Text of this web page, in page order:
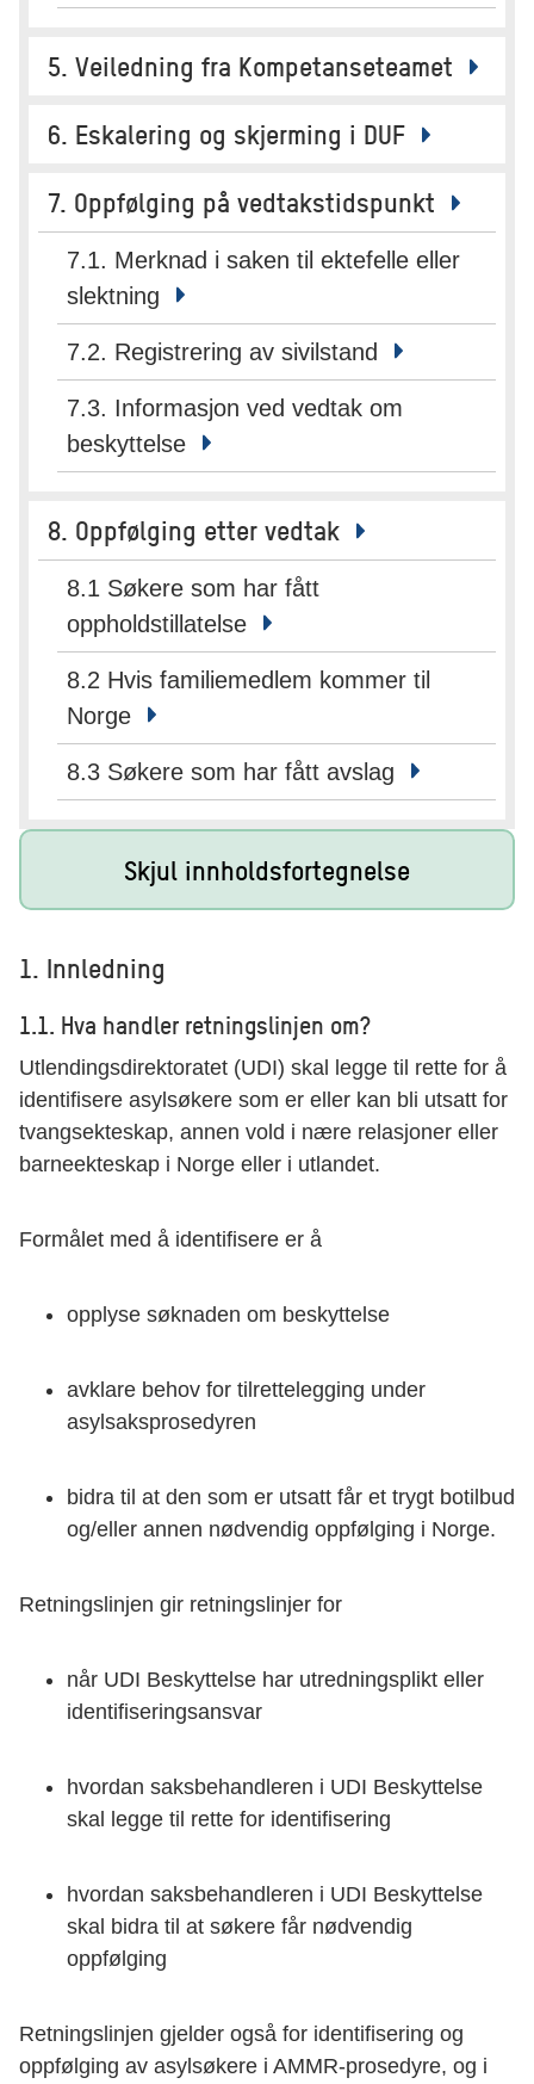
5. Veiledning fra Kompetanseteamet
6. Eskalering og skjerming i DUF
7. Oppfølging på vedtakstidspunkt
7.1. Merknad i saken til ektefelle eller
slektning
7.2. Registrering av sivilstand
7.3. Informasjon ved vedtak om
beskyttelse
8. Oppfølging etter vedtak
8.1 Søkere som har fått
oppholdstillatelse
8.2 Hvis familiemedlem kommer til
Norge
8.3 Søkere som har fått avslag
Skjul innholdsfortegnelse
1. Innledning
1.1. Hva handler retningslinjen om?
Utlendingsdirektoratet (UDI) skal legge til rette for å
identifisere asylsøkere som er eller kan bli utsatt for
tvangsekteskap, annen vold i nære relasjoner eller
barneekteskap i Norge eller i utlandet.
Formålet med å identifisere er å
opplyse søknaden om beskyttelse
avklare behov for tilrettelegging under
asylsaksprosedyren
bidra til at den som er utsatt får et trygt botilbud
og/eller annen nødvendig oppfølging i Norge.
Retningslinjen gir retningslinjer for
når UDI Beskyttelse har utredningsplikt eller
identifiseringsansvar
hvordan saksbehandleren i UDI Beskyttelse
skal legge til rette for identifisering
hvordan saksbehandleren i UDI Beskyttelse
skal bidra til at søkere får nødvendig
oppfølging
Retningslinjen gjelder også for identifisering og
oppfølging av asylsøkere i AMMR-prosedyre, og i